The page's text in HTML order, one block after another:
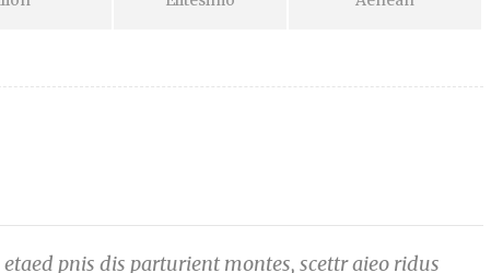
pnis dis parturient montes, scettr aieo ridus